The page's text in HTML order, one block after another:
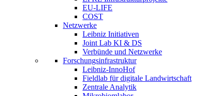
EU-LIFE
COST
Netzwerke
Leibniz Initiativen
Joint Lab KI & DS
Verbünde und Netzwerke
Forschungsinfrastruktur
Leibniz-InnoHof
Fieldlab für digitale Landwirtschaft
Zentrale Analytik